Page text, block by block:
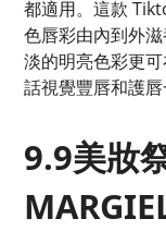
都適用。這款
色唇彩由內到外
淡的明亮色彩更
話視覺豐唇和護唇
9.9美妝